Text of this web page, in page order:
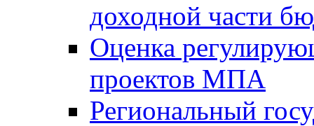
доходной части
Оценка
проектов МПА
Региональный